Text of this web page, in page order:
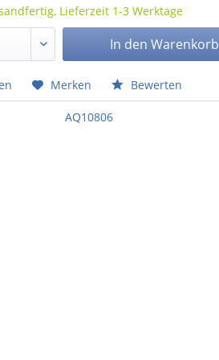
Lieferzeit 1-3 Werktage
In den Warenkorb
Merken Bewerten
AQ10806